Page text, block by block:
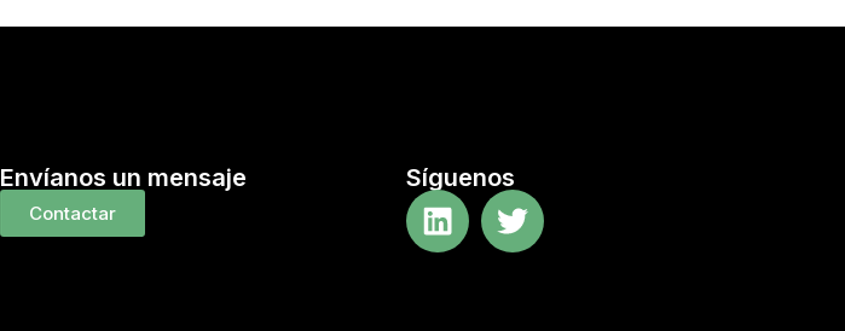
Envíanos un mensaje
Contactar
Síguenos